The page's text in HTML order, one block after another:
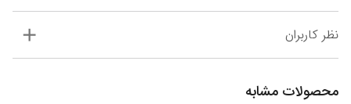
نظر کاربران
محصولات مشابه